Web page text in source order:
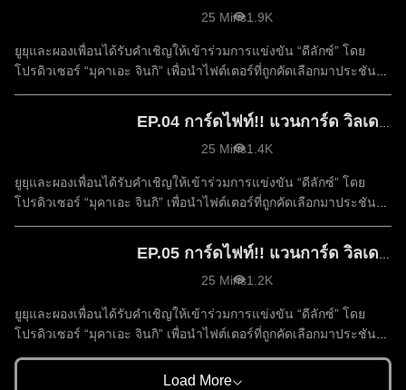
25 Mins1.9K
ยูยุและผองเพื่อนได้รับคำเชิญให้เข้าร่วมการแข่งขัน “ดีลักซ์” โดย
โปรดิวเซอร์ “มุคาเอะ จินกิ” เพื่อนำไฟต์เตอร์ที่ถูกคัดเลือกมาประชัน
ฝีมือ และค้นหาผู้ที่ “แข็งแกร่งที่สุด
EP.04 การ์ดไฟท์!! แวนการ์ด วิลเดรส ซีซัน 1
25 Mins1.4K
ยูยุและผองเพื่อนได้รับคำเชิญให้เข้าร่วมการแข่งขัน “ดีลักซ์” โดย
โปรดิวเซอร์ “มุคาเอะ จินกิ” เพื่อนำไฟต์เตอร์ที่ถูกคัดเลือกมาประชัน
ฝีมือ และค้นหาผู้ที่ “แข็งแกร่งที่สุด
EP.05 การ์ดไฟท์!! แวนการ์ด วิลเดรส ซีซัน 1
25 Mins1.2K
ยูยุและผองเพื่อนได้รับคำเชิญให้เข้าร่วมการแข่งขัน “ดีลักซ์” โดย
โปรดิวเซอร์ “มุคาเอะ จินกิ” เพื่อนำไฟต์เตอร์ที่ถูกคัดเลือกมาประชัน
ฝีมือ และค้นหาผู้ที่ “แข็งแกร่งที่สุด
Load More